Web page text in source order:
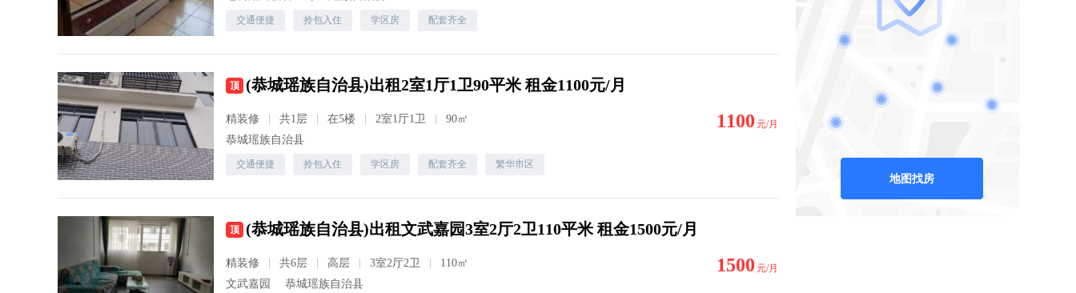
交通便捷 拎包入住 学区房 配套齐全
顶 (恭城瑶族自治县)出租2室1厅1卫90平米 租金1100元/月
精装修 共1层 在5楼 2室1厅1卫
90㎡
恭城瑶族自治县
交通便捷 拎包入住 学区房 配套齐全 繁华市区
1100 元/月
顶 (恭城瑶族自治县)出租文武嘉园3室2厅2卫110平米 租金1500元/月
精装修 共6层 高层 3室2厅2卫
110㎡
文武嘉园
恭城瑶族自治县
1500 元/月
地图找房